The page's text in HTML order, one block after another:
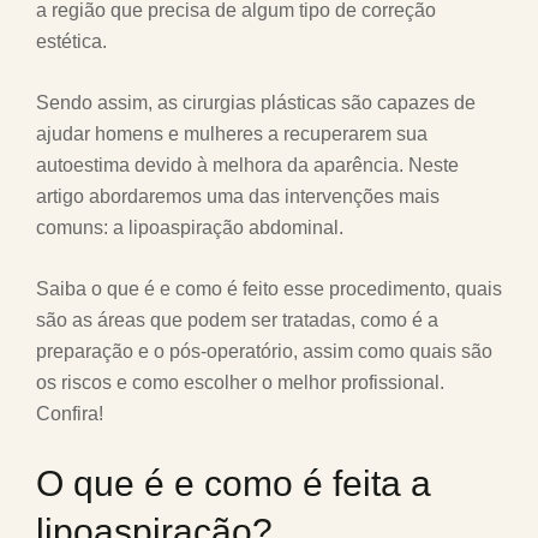
a região que precisa de algum tipo de correção
estética.
Sendo assim, as cirurgias plásticas são capazes de
ajudar homens e mulheres a recuperarem sua
autoestima devido à melhora da aparência. Neste
artigo abordaremos uma das intervenções mais
comuns: a lipoaspiração abdominal.
Saiba o que é e como é feito esse procedimento, quais
são as áreas que podem ser tratadas, como é a
preparação e o pós-operatório, assim como quais são
os riscos e como escolher o melhor profissional.
Confira!
O que é e como é feita a